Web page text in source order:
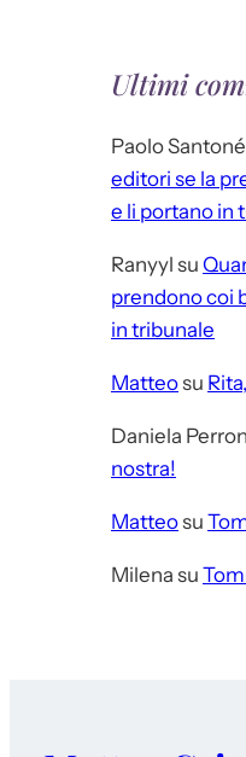
Ultimi
Paolo Santoné
editori se la
e li portano in
Ranyyl su
prendono coi
in tribunale
Matteosu
Daniela
nostra!
Matteosu
Milena su